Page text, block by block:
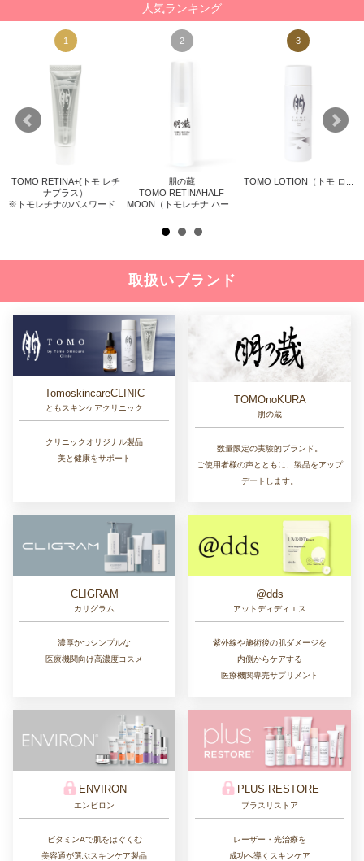
人気ランキング
1
TOMO RETINA+(トモ レチ
ナプラス）
※トモレチナのパスワード...
2
朋の蔵
TOMO RETINAHALF
MOON（トモレチナ ハー...
3
TOMO LOTION（トモ ロ...
取扱いブランド
TomoskincareCLINIC
ともスキンケアクリニック
クリニックオリジナル製品
美と健康をサポート
TOMOnoKURA
朋の蔵
数量限定の実験的ブランド。
ご使用者様の声とともに、製品をアップ
デートします。
CLIGRAM
カリグラム
濃厚かつシンプルな
医療機関向け高濃度コスメ
@dds
アットディディエス
紫外線や施術後の肌ダメージを
内側からケアする
医療機関専売サプリメント
ENVIRON
エンビロン
ビタミンAで肌をはぐくむ
美容通が選ぶスキンケア製品
PLUS RESTORE
プラスリストア
レーザー・光治療を
成功へ導くスキンケア